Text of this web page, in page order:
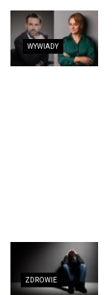
WYWIADY
ZDROWIE